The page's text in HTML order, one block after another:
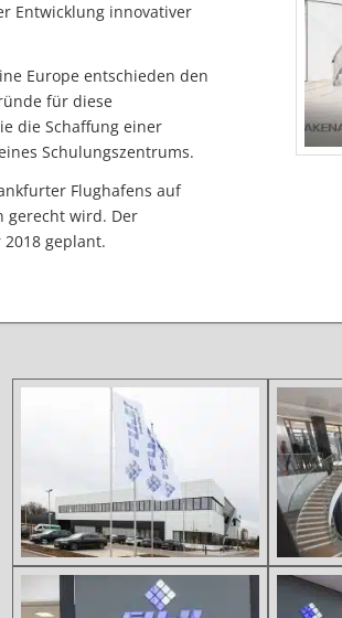
Entwicklung innovativer
Europe entschieden den
für diese
die Schaffung einer
Schulungszentrums.
Flughafens auf
gerecht wird. Der
geplant.